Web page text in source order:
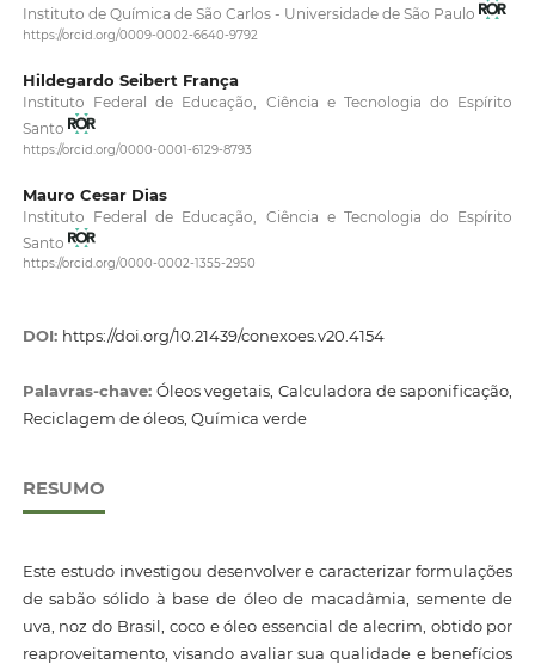
Instituto de Química de São Carlos - Universidade de São Paulo
https://orcid.org/0009-0002-6640-9792
Hildegardo Seibert França
Instituto Federal de Educação, Ciência e Tecnologia do Espírito
Santo
https://orcid.org/0000-0001-6129-8793
Mauro Cesar Dias
Instituto Federal de Educação, Ciência e Tecnologia do Espírito
Santo
https://orcid.org/0000-0002-1355-2950
DOI: https://doi.org/10.21439/conexoes.v20.4154
Palavras-chave: Óleos vegetais, Calculadora de saponificação,
Reciclagem de óleos, Química verde
RESUMO
Este estudo investigou desenvolver e caracterizar formulações
de sabão sólido à base de óleo de macadâmia, semente de
uva, noz do Brasil, coco e óleo essencial de alecrim, obtido por
reaproveitamento, visando avaliar sua qualidade e benefícios